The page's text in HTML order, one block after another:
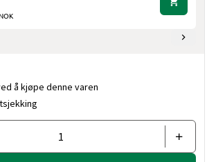
å kjøpe denne varen